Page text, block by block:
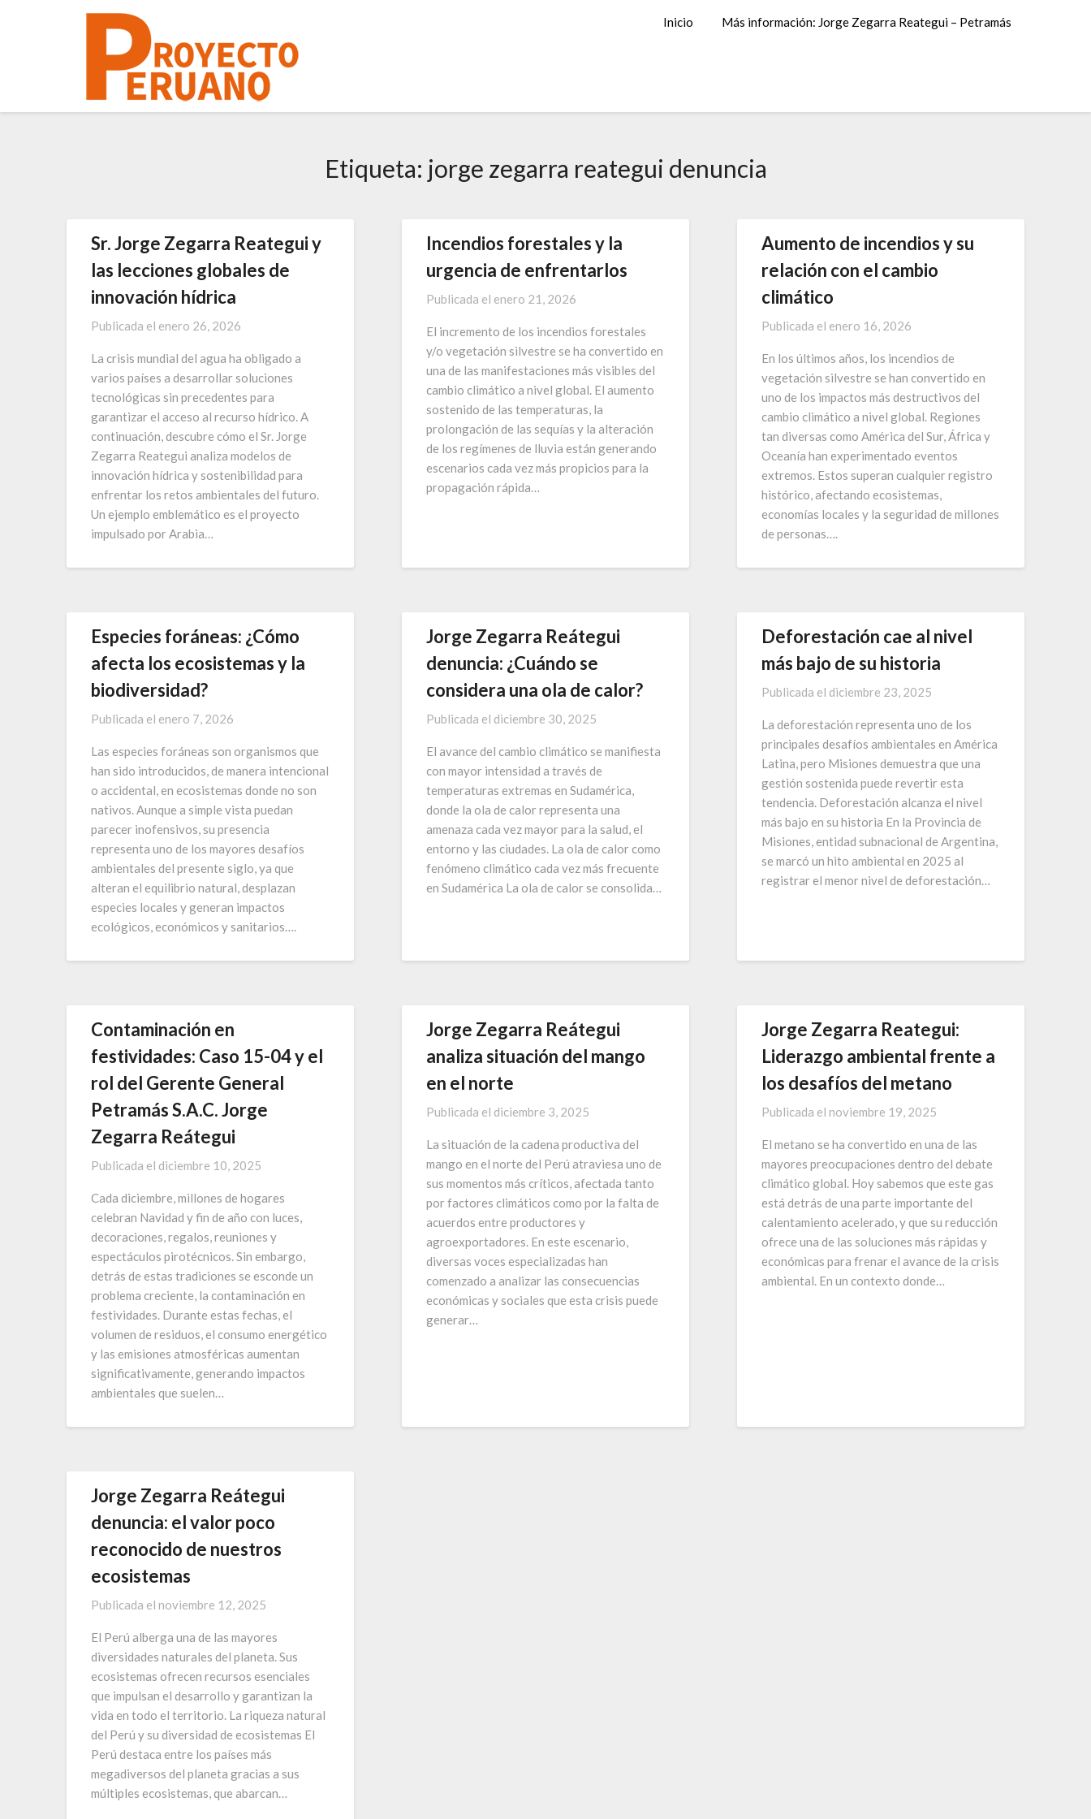
Inicio Más información: Jorge Zegarra Reategui – Petramás
Etiqueta: jorge zegarra reategui denuncia
Sr. Jorge Zegarra Reategui y
las lecciones globales de
innovación hídrica
Publicada el enero 26, 2026
La crisis mundial del agua ha obligado a
varios países a desarrollar soluciones
tecnológicas sin precedentes para
garantizar el acceso al recurso hídrico. A
continuación, descubre cómo el Sr. Jorge
Zegarra Reategui analiza modelos de
innovación hídrica y sostenibilidad para
enfrentar los retos ambientales del futuro.
Un ejemplo emblemático es el proyecto
impulsado por Arabia…
Incendios forestales y la
urgencia de enfrentarlos
Publicada el enero 21, 2026
El incremento de los incendios forestales
y/o vegetación silvestre se ha convertido en
una de las manifestaciones más visibles del
cambio climático a nivel global. El aumento
sostenido de las temperaturas, la
prolongación de las sequías y la alteración
de los regímenes de lluvia están generando
escenarios cada vez más propicios para la
propagación rápida…
Aumento de incendios y su
relación con el cambio
climático
Publicada el enero 16, 2026
En los últimos años, los incendios de
vegetación silvestre se han convertido en
uno de los impactos más destructivos del
cambio climático a nivel global. Regiones
tan diversas como América del Sur, África y
Oceanía han experimentado eventos
extremos. Estos superan cualquier registro
histórico, afectando ecosistemas,
economías locales y la seguridad de millones
de personas….
Especies foráneas: ¿Cómo
afecta los ecosistemas y la
biodiversidad?
Publicada el enero 7, 2026
Las especies foráneas son organismos que
han sido introducidos, de manera intencional
o accidental, en ecosistemas donde no son
nativos. Aunque a simple vista puedan
parecer inofensivos, su presencia
representa uno de los mayores desafíos
ambientales del presente siglo, ya que
alteran el equilibrio natural, desplazan
especies locales y generan impactos
ecológicos, económicos y sanitarios….
Jorge Zegarra Reátegui
denuncia: ¿Cuándo se
considera una ola de calor?
Publicada el diciembre 30, 2025
El avance del cambio climático se manifiesta
con mayor intensidad a través de
temperaturas extremas en Sudamérica,
donde la ola de calor representa una
amenaza cada vez mayor para la salud, el
entorno y las ciudades. La ola de calor como
fenómeno climático cada vez más frecuente
en Sudamérica La ola de calor se consolida…
Deforestación cae al nivel
más bajo de su historia
Publicada el diciembre 23, 2025
La deforestación representa uno de los
principales desafíos ambientales en América
Latina, pero Misiones demuestra que una
gestión sostenida puede revertir esta
tendencia. Deforestación alcanza el nivel
más bajo en su historia En la Provincia de
Misiones, entidad subnacional de Argentina,
se marcó un hito ambiental en 2025 al
registrar el menor nivel de deforestación…
Contaminación en
festividades: Caso 15-04 y el
rol del Gerente General
Petramás S.A.C. Jorge
Zegarra Reátegui
Publicada el diciembre 10, 2025
Cada diciembre, millones de hogares
celebran Navidad y fin de año con luces,
decoraciones, regalos, reuniones y
espectáculos pirotécnicos. Sin embargo,
detrás de estas tradiciones se esconde un
problema creciente, la contaminación en
festividades. Durante estas fechas, el
volumen de residuos, el consumo energético
y las emisiones atmosféricas aumentan
significativamente, generando impactos
ambientales que suelen…
Jorge Zegarra Reátegui
analiza situación del mango
en el norte
Publicada el diciembre 3, 2025
La situación de la cadena productiva del
mango en el norte del Perú atraviesa uno de
sus momentos más críticos, afectada tanto
por factores climáticos como por la falta de
acuerdos entre productores y
agroexportadores. En este escenario,
diversas voces especializadas han
comenzado a analizar las consecuencias
económicas y sociales que esta crisis puede
generar…
Jorge Zegarra Reategui:
Liderazgo ambiental frente a
los desafíos del metano
Publicada el noviembre 19, 2025
El metano se ha convertido en una de las
mayores preocupaciones dentro del debate
climático global. Hoy sabemos que este gas
está detrás de una parte importante del
calentamiento acelerado, y que su reducción
ofrece una de las soluciones más rápidas y
económicas para frenar el avance de la crisis
ambiental. En un contexto donde…
Jorge Zegarra Reátegui
denuncia: el valor poco
reconocido de nuestros
ecosistemas
Publicada el noviembre 12, 2025
El Perú alberga una de las mayores
diversidades naturales del planeta. Sus
ecosistemas ofrecen recursos esenciales
que impulsan el desarrollo y garantizan la
vida en todo el territorio. La riqueza natural
del Perú y su diversidad de ecosistemas El
Perú destaca entre los países más
megadiversos del planeta gracias a sus
múltiples ecosistemas, que abarcan…